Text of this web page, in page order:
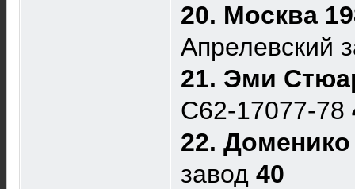
20. Москва
Апрелевский
21. Эми
C62-17077-78
22.
завод 40